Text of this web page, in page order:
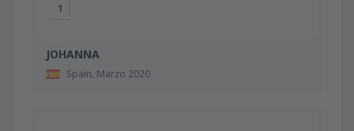
JOHANNA
Spain, Marzo 2020
1